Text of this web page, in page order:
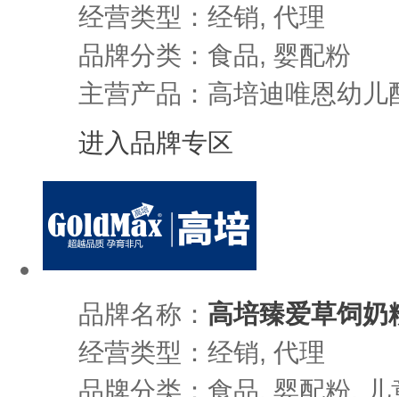
经营类型：经销, 代理
品牌分类：食品, 婴配粉
主营产品：高培迪唯恩幼儿
进入品牌专区
品牌名称： 高培臻爱草饲奶
经营类型：经销, 代理
品牌分类：食品, 婴配粉,